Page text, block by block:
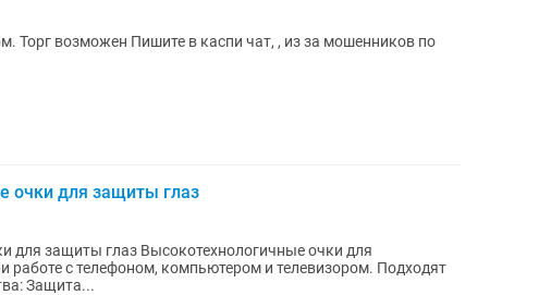
Торг возможен Пишите в каспи чат, , из за мошенников по
очки для защиты глаз
для защиты глаз Высокотехнологичные очки для
работе с телефоном, компьютером и телевизором. Подходят
Защита...